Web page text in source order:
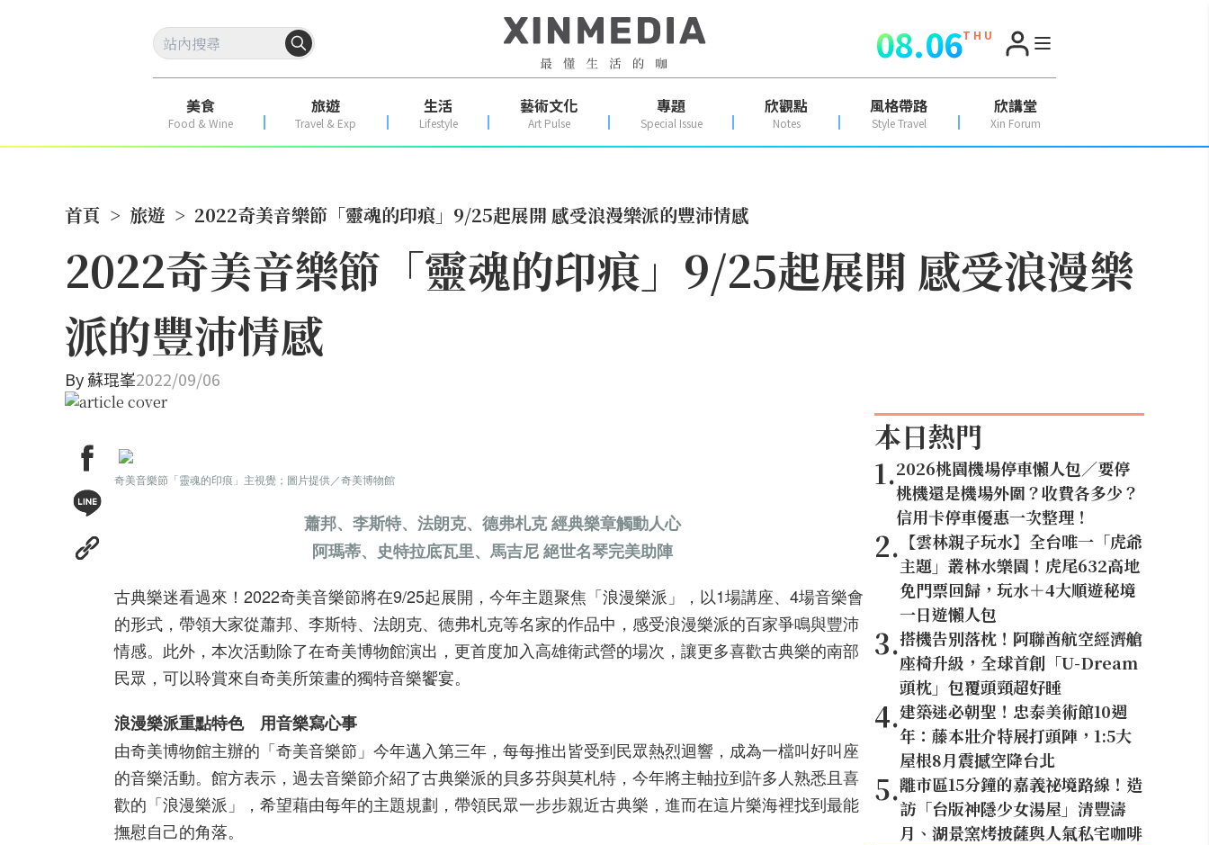
08.06T H U
美食
Food & Wine
旅遊
Travel & Exp
生活
Lifestyle
藝術文化
Art Pulse
專題
Special Issue
欣觀點
Notes
風格帶路
Style Travel
欣講堂
Xin Forum
首頁 > 旅遊 > 2022奇美音樂節「靈魂的印痕」9/25起展開 感受浪漫樂派的豐沛情感
2022奇美音樂節「靈魂的印痕」9/25起展開 感受浪漫樂
派的豐沛情感
By蘇琨峯2022/09/06
奇美音樂節「靈魂的印痕」主視覺；圖片提供／奇美博物館
蕭邦、李斯特、法朗克、德弗札克 經典樂章觸動人心
阿瑪蒂、史特拉底瓦里、馬吉尼 絕世名琴完美助陣
古典樂迷看過來！2022奇美音樂節將在9/25起展開，今年主題聚焦「浪漫樂派」，以1場講座、4場音樂會
的形式，帶領大家從蕭邦、李斯特、法朗克、德弗札克等名家的作品中，感受浪漫樂派的百家爭鳴與豐沛
情感。此外，本次活動除了在奇美博物館演出，更首度加入高雄衛武營的場次，讓更多喜歡古典樂的南部
民眾，可以聆賞來自奇美所策畫的獨特音樂饗宴。
浪漫樂派重點特色 用音樂寫心事
由奇美博物館主辦的「奇美音樂節」今年邁入第三年，每每推出皆受到民眾熱烈迴響，成為一檔叫好叫座
的音樂活動。館方表示，過去音樂節介紹了古典樂派的貝多芬與莫札特，今年將主軸拉到許多人熟悉且喜
歡的「浪漫樂派」，希望藉由每年的主題規劃，帶領民眾一步步親近古典樂，進而在這片樂海裡找到最能
撫慰自己的角落。
本日熱門
1.2026桃園機場停車懶人包／要停
桃機還是機場外圍？收費各多少？
信用卡停車優惠一次整理！
2. 【雲林親子玩水】全台唯一「虎爺
主題」叢林水樂園！虎尾632高地
免門票回歸，玩水＋4大順遊秘境
一日遊懶人包
3.搭機告別落枕！阿聯酋航空經濟艙
座椅升級，全球首創「U-Dream
頭枕」包覆頭頸超好睡
4.建築迷必朝聖！忠泰美術館10週
年：藤本壯介特展打頭陣，1:5大
屋根8月震撼空降台北
5.離市區15分鐘的嘉義祕境路線！造
訪「台版神隱少女湯屋」清豐濤
月、湖景窯烤披薩與人氣私宅咖啡